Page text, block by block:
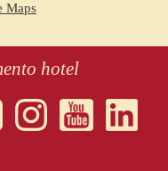
Maps
hotel